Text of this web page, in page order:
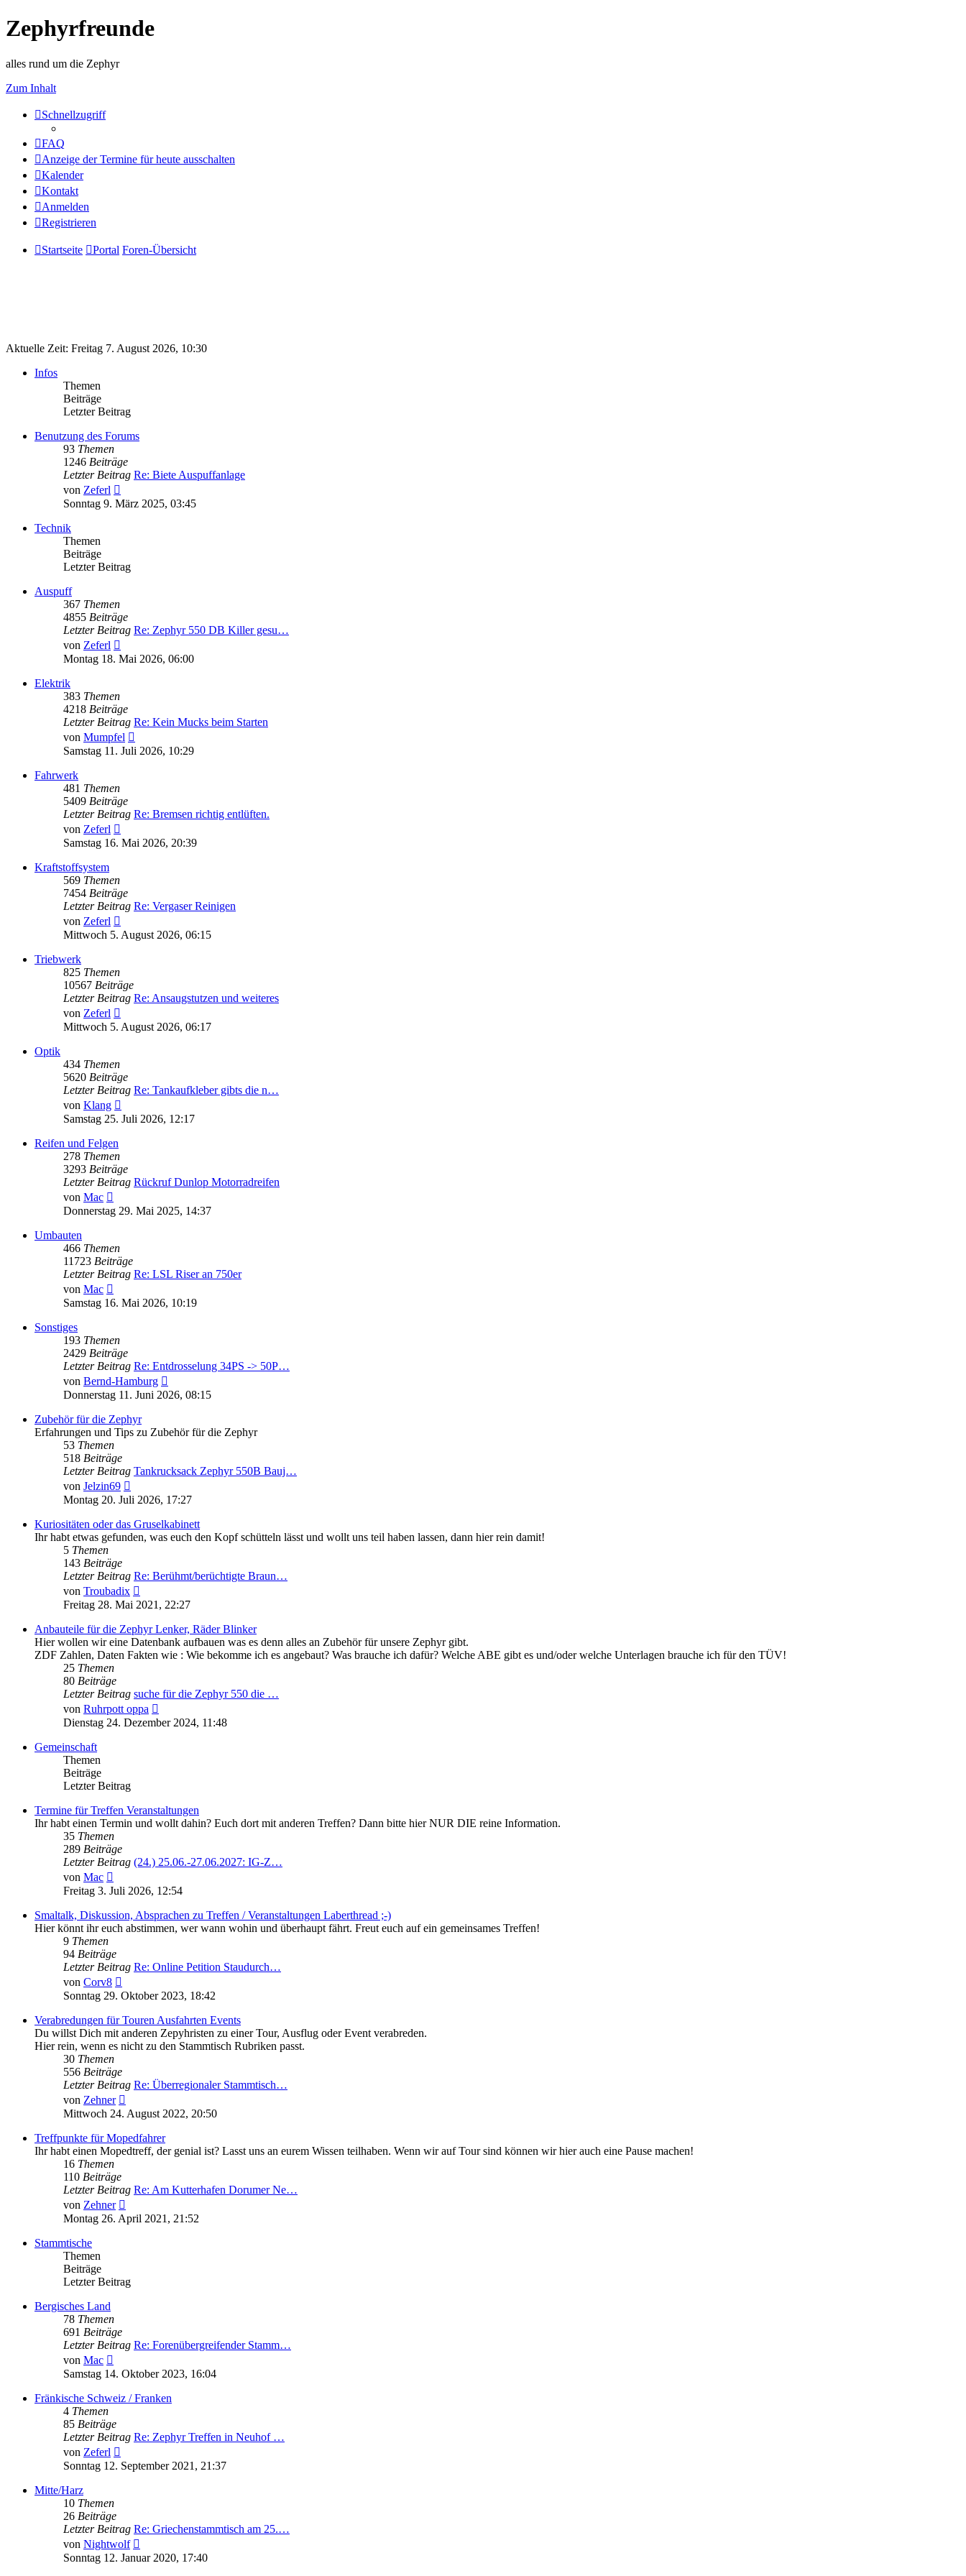
Zephyrfreunde
alles rund um die Zephyr
Zum Inhalt
Schnellzugriff
FAQ
Anzeige der Termine für heute ausschalten
Kalender
Kontakt
Anmelden
Registrieren
Startseite Portal Foren-Übersicht
Aktuelle Zeit: Freitag 7. August 2026, 10:30
Infos
Themen
Beiträge
Letzter Beitrag
Benutzung des Forums
93 Themen
1246 Beiträge
Letzter Beitrag Re: Biete Auspuffanlage
von Zeferl
Beitrag
Sonntag 9. März 2025, 03:45
Technik
Themen
Beiträge
Letzter Beitrag
Auspuff
367 Themen
4855 Beiträge
Letzter Beitrag Re: Zephyr 550 DB Killer gesu…
von Zeferl
Beitrag
Montag 18. Mai 2026, 06:00
Elektrik
383 Themen
4218 Beiträge
Letzter Beitrag Re: Kein Mucks beim Starten
von Mumpfel
Beitrag
Samstag 11. Juli 2026, 10:29
Fahrwerk
481 Themen
5409 Beiträge
Letzter Beitrag Re: Bremsen richtig entlüften.
von Zeferl
Beitrag
Samstag 16. Mai 2026, 20:39
Kraftstoffsystem
569 Themen
7454 Beiträge
Letzter Beitrag Re: Vergaser Reinigen
von Zeferl
Beitrag
Mittwoch 5. August 2026, 06:15
Triebwerk
825 Themen
10567 Beiträge
Letzter Beitrag Re: Ansaugstutzen und weiteres
von Zeferl
Beitrag
Mittwoch 5. August 2026, 06:17
Optik
434 Themen
5620 Beiträge
Letzter Beitrag Re: Tankaufkleber gibts die n…
von Klang
Beitrag
Samstag 25. Juli 2026, 12:17
Reifen und Felgen
278 Themen
3293 Beiträge
Letzter Beitrag Rückruf Dunlop Motorradreifen
von Mac
Beitrag
Donnerstag 29. Mai 2025, 14:37
Umbauten
466 Themen
11723 Beiträge
Letzter Beitrag Re: LSL Riser an 750er
von Mac
Beitrag
Samstag 16. Mai 2026, 10:19
Sonstiges
193 Themen
2429 Beiträge
Letzter Beitrag Re: Entdrosselung 34PS -> 50P…
von Bernd-Hamburg
Beitrag
Donnerstag 11. Juni 2026, 08:15
Zubehör für die Zephyr
Erfahrungen und Tips zu Zubehör für die Zephyr
53 Themen
518 Beiträge
Letzter Beitrag Tankrucksack Zephyr 550B Bauj…
von Jelzin69
Beitrag
Montag 20. Juli 2026, 17:27
Kuriositäten oder das Gruselkabinett
Ihr habt etwas gefunden, was euch den Kopf schütteln lässt und wollt uns teil haben lassen, dann hier rein damit!
5 Themen
143 Beiträge
Letzter Beitrag Re: Berühmt/berüchtigte Braun…
von Troubadix
Beitrag
Freitag 28. Mai 2021, 22:27
Anbauteile für die Zephyr Lenker, Räder Blinker
Hier wollen wir eine Datenbank aufbauen was es denn alles an Zubehör für unsere Zephyr gibt.
ZDF Zahlen, Daten Fakten wie : Wie bekomme ich es angebaut? Was brauche ich dafür? Welche ABE gibt es und/oder welche Unterlagen brauche ich für den TÜV!
25 Themen
80 Beiträge
Letzter Beitrag suche für die Zephyr 550 die …
von Ruhrpott oppa
Beitrag
Dienstag 24. Dezember 2024, 11:48
Gemeinschaft
Themen
Beiträge
Letzter Beitrag
Termine für Treffen Veranstaltungen
Ihr habt einen Termin und wollt dahin? Euch dort mit anderen Treffen? Dann bitte hier NUR DIE reine Information.
35 Themen
289 Beiträge
Letzter Beitrag (24.) 25.06.-27.06.2027: IG-Z…
von Mac
Beitrag
Freitag 3. Juli 2026, 12:54
Smaltalk, Diskussion, Absprachen zu Treffen / Veranstaltungen Laberthread ;-)
Hier könnt ihr euch abstimmen, wer wann wohin und überhaupt fährt. Freut euch auf ein gemeinsames Treffen!
9 Themen
94 Beiträge
Letzter Beitrag Re: Online Petition Staudurch…
von Corv8
Beitrag
Sonntag 29. Oktober 2023, 18:42
Verabredungen für Touren Ausfahrten Events
Du willst Dich mit anderen Zepyhristen zu einer Tour, Ausflug oder Event verabreden.
Hier rein, wenn es nicht zu den Stammtisch Rubriken passt.
30 Themen
556 Beiträge
Letzter Beitrag Re: Überregionaler Stammtisch…
von Zehner
Beitrag
Mittwoch 24. August 2022, 20:50
Treffpunkte für Mopedfahrer
Ihr habt einen Mopedtreff, der genial ist? Lasst uns an eurem Wissen teilhaben. Wenn wir auf Tour sind können wir hier auch eine Pause machen!
16 Themen
110 Beiträge
Letzter Beitrag Re: Am Kutterhafen Dorumer Ne…
von Zehner
Beitrag
Montag 26. April 2021, 21:52
Stammtische
Themen
Beiträge
Letzter Beitrag
Bergisches Land
78 Themen
691 Beiträge
Letzter Beitrag Re: Forenübergreifender Stamm…
von Mac
Beitrag
Samstag 14. Oktober 2023, 16:04
Fränkische Schweiz / Franken
4 Themen
85 Beiträge
Letzter Beitrag Re: Zephyr Treffen in Neuhof …
von Zeferl
Beitrag
Sonntag 12. September 2021, 21:37
Mitte/Harz
10 Themen
26 Beiträge
Letzter Beitrag Re: Griechenstammtisch am 25.…
von Nightwolf
Beitrag
Sonntag 12. Januar 2020, 17:40